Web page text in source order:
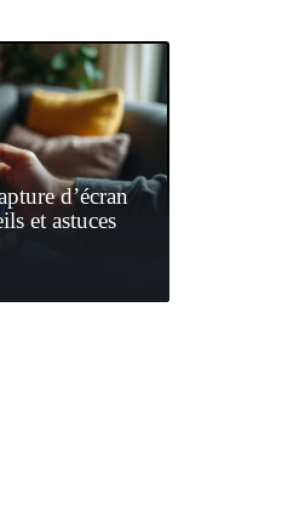
d’écran
et astuces